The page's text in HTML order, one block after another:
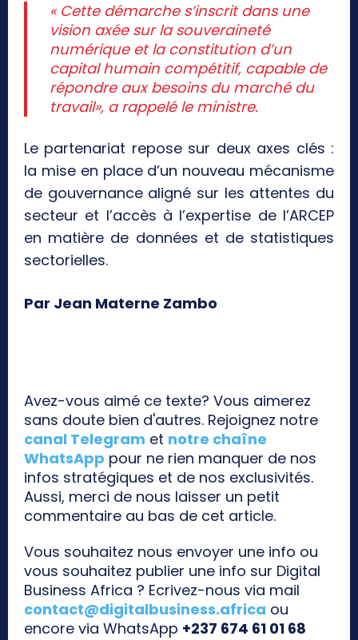
« Cette démarche s’inscrit dans une
vision axée sur la souveraineté
numérique et la constitution d’un
capital humain compétitif, capable de
répondre aux besoins du marché du
travail», a rappelé le ministre.
Le partenariat repose sur deux axes clés :
la mise en place d’un nouveau mécanisme
de gouvernance aligné sur les attentes du
secteur et l’accès à l’expertise de l’ARCEP
en matière de données et de statistiques
sectorielles.
Par Jean Materne Zambo
Avez-vous aimé ce texte? Vous aimerez
sans doute bien d'autres. Rejoignez notre
canal Telegram et notre chaîne
WhatsApp pour ne rien manquer de nos
infos stratégiques et de nos exclusivités.
Aussi, merci de nous laisser un petit
commentaire au bas de cet article.
Vous souhaitez nous envoyer une info ou
vous souhaitez publier une info sur Digital
Business Africa ? Ecrivez-nous via mail
contact@digitalbusiness.africa ou
encore via WhatsApp +237 674 61 01 68